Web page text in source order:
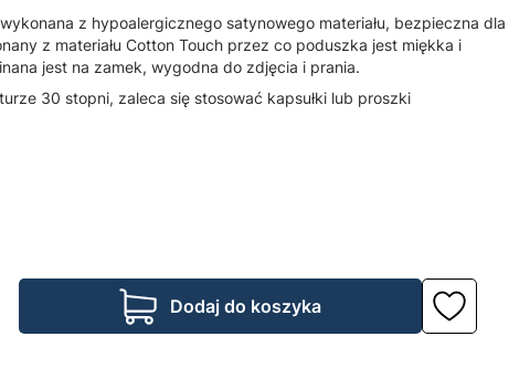
z hypoalergicznego satynowego materiału, bezpieczna dla
z materiału Cotton Touch przez co poduszka jest miękka i
jest na zamek, wygodna do zdjęcia i prania.
30 stopni, zaleca się stosować kapsułki lub proszki
Dodaj do koszyka